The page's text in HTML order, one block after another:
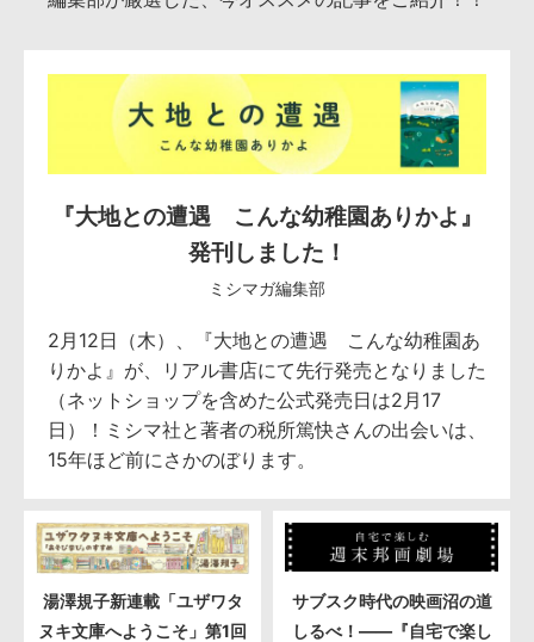
『大地との遭遇 こんな幼稚園ありかよ』
発刊しました！
ミシマガ編集部
2月12日（木）、『大地との遭遇 こんな幼稚園あ
りかよ』が、リアル書店にて先行発売となりました
（ネットショップを含めた公式発売日は2月17
日）！ミシマ社と著者の税所篤快さんの出会いは、
15年ほど前にさかのぼります。
湯澤規子新連載「ユザワタ
ヌキ文庫へようこそ」第1回
サブスク時代の映画沼の道
しるべ！――『自宅で楽し